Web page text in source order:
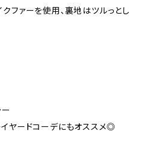
ファーを使用、裏地はツルっとし
ヤードコーデにもオススメ◎